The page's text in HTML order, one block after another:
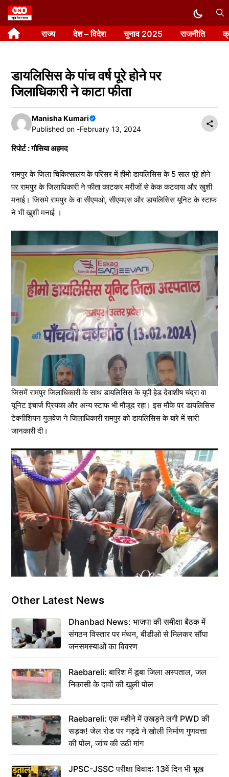
Skip
to
content राज्य देश – विदेश चुनाव 2025 राजनीति
डायलिसिस के पांच वर्ष पूरे होने पर
जिलाधिकारी ने काटा फीता
Manisha Kumari
Published on -February 13, 2024
रिपोर्ट : गौसिया अहमद
रामपुर के जिला चिकित्सालय के परिसर में हीमो डायलिसिस के 5 साल पूरे होने
पर रामपुर के जिलाधिकारी ने फीता काटकर मरीजों से केक कटवाया और खुशी
मनाई। जिसमे रामपुर के वा सीएमओ, सीएमएस और डायलिसिस यूनिट के स्टाफ
ने भी खुशी मनाई ।‌
जिसमें रामपुर जिलाधिकारी के साथ डायलिसिस के यूपी हेड देवाशीष चंद्रा वा
यूनिट इंचार्ज प्रियंका और अन्य स्टाफ भी मौजूद रहा। इस मौके पर डायलिसिस
टेक्नीशियन गुलवेज ने जिलाधिकारी रामपुर को डायलिसिस के बारे में सारी
जानकारी दी।
Other Latest News
Dhanbad News: भाजपा की समीक्षा बैठक में
संगठन विस्तार पर मंथन, बीडीओ से मिलकर सौंपा
जनसमस्याओं का विवरण
Raebareli: बारिश में डूबा जिला अस्पताल, जल
निकासी के दावों की खुली पोल
Raebareli: एक महीने में उखड़ने लगी PWD की
सड़क! जेल रोड पर गड्ढे ने खोली निर्माण गुणवत्ता
की पोल, जांच की उठी मांग
JPSC-JSSC परीक्षा विवाद: 13वें दिन भी भूख